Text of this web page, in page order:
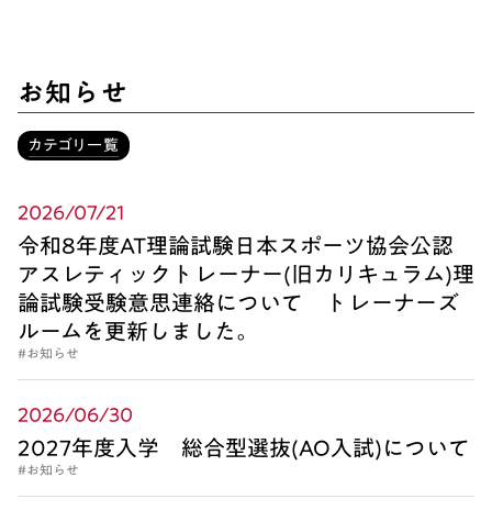
お知らせ
カテゴリ一覧
2026/07/21
令和8年度AT理論試験日本スポーツ協会公認
アスレティックトレーナー(旧カリキュラム)理
論試験受験意思連絡について トレーナーズ
ルームを更新しました。
#お知らせ
2026/06/30
2027年度入学 総合型選抜(AO入試)について
#お知らせ